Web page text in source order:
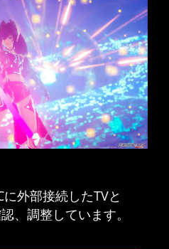
外部接続したTVと
、調整しています。